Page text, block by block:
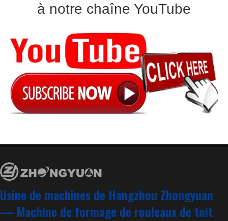
à notre chaîne YouTube
Usine de machines de Hangzhou Zhongyuan
— Machine de formage de rouleaux de toit